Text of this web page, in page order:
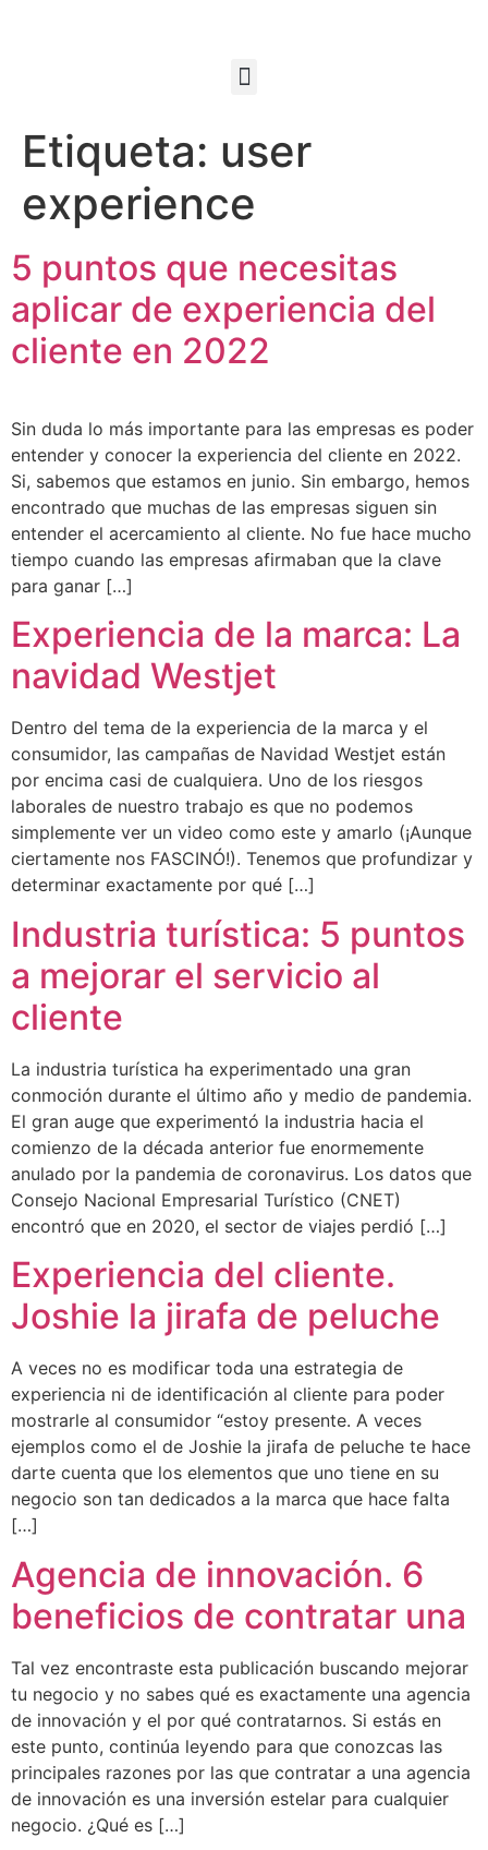
Etiqueta: user
experience
5 puntos que necesitas
aplicar de experiencia del
cliente en 2022
Sin duda lo más importante para las empresas es poder
entender y conocer la experiencia del cliente en 2022.
Si, sabemos que estamos en junio. Sin embargo, hemos
encontrado que muchas de las empresas siguen sin
entender el acercamiento al cliente. No fue hace mucho
tiempo cuando las empresas afirmaban que la clave
para ganar […]
Experiencia de la marca: La
navidad Westjet
Dentro del tema de la experiencia de la marca y el
consumidor, las campañas de Navidad Westjet están
por encima casi de cualquiera. Uno de los riesgos
laborales de nuestro trabajo es que no podemos
simplemente ver un video como este y amarlo (¡Aunque
ciertamente nos FASCINÓ!). Tenemos que profundizar y
determinar exactamente por qué […]
Industria turística: 5 puntos
a mejorar el servicio al
cliente
La industria turística ha experimentado una gran
conmoción durante el último año y medio de pandemia.
El gran auge que experimentó la industria hacia el
comienzo de la década anterior fue enormemente
anulado por la pandemia de coronavirus. Los datos que
Consejo Nacional Empresarial Turístico (CNET)
encontró que en 2020, el sector de viajes perdió […]
Experiencia del cliente.
Joshie la jirafa de peluche
A veces no es modificar toda una estrategia de
experiencia ni de identificación al cliente para poder
mostrarle al consumidor “estoy presente. A veces
ejemplos como el de Joshie la jirafa de peluche te hace
darte cuenta que los elementos que uno tiene en su
negocio son tan dedicados a la marca que hace falta
[…]
Agencia de innovación. 6
beneficios de contratar una
Tal vez encontraste esta publicación buscando mejorar
tu negocio y no sabes qué es exactamente una agencia
de innovación y el por qué contratarnos. Si estás en
este punto, continúa leyendo para que conozcas las
principales razones por las que contratar a una agencia
de innovación es una inversión estelar para cualquier
negocio. ¿Qué es […]